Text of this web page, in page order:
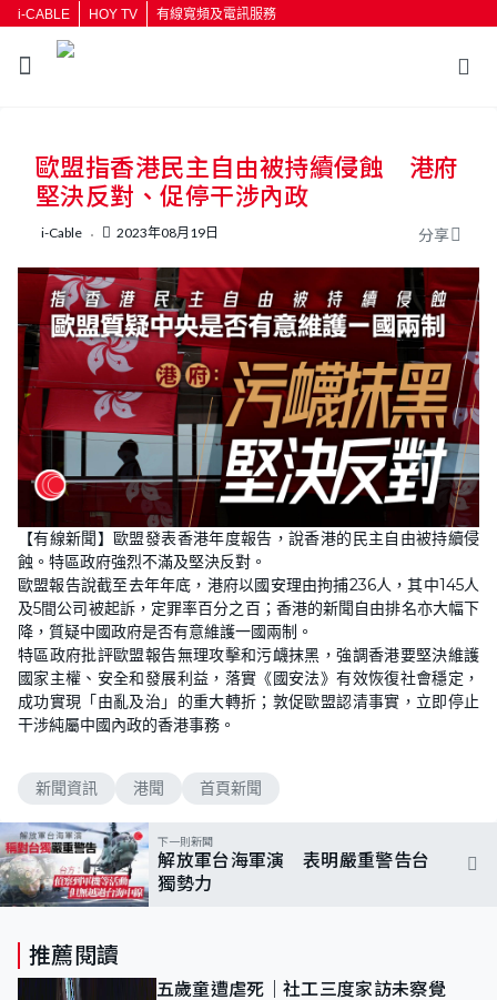
i-CABLE HOY TV 有線寬頻及電訊服務
按輸入鍵開始搜尋
歐盟指香港民主自由被持續侵蝕 港府
堅決反對、促停干涉內政
i-Cable 2023年08月19日 分享
【有線新聞】歐盟發表香港年度報告，說香港的民主自由被持續侵
蝕。特區政府強烈不滿及堅決反對。
歐盟報告說截至去年年底，港府以國安理由拘捕236人，其中145人
及5間公司被起訴，定罪率百分之百；香港的新聞自由排名亦大幅下
降，質疑中國政府是否有意維護一國兩制。
特區政府批評歐盟報告無理攻擊和污衊抹黑，強調香港要堅決維護
國家主權、安全和發展利益，落實《國安法》有效恢復社會穩定，
成功實現「由亂及治」的重大轉折；敦促歐盟認清事實，立即停止
干涉純屬中國內政的香港事務。
新聞資訊 港聞 首頁新聞
下一則新聞
解放軍台海軍演 表明嚴重警告台
獨勢力
推薦閱讀
五歲童遭虐死｜社工三度家訪未察覺